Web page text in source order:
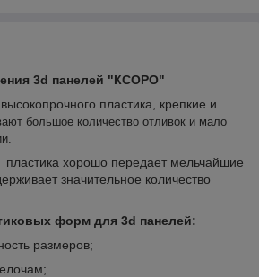
3d панелей "КСОРО"
пластика, крепкие и
большое количество отливок и мало
пластика хорошо передает мельчайшие
значительное количество
форм для 3d панелей:
размеров;